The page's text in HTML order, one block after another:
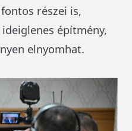
részei is,
építmény,
elnyomhat.